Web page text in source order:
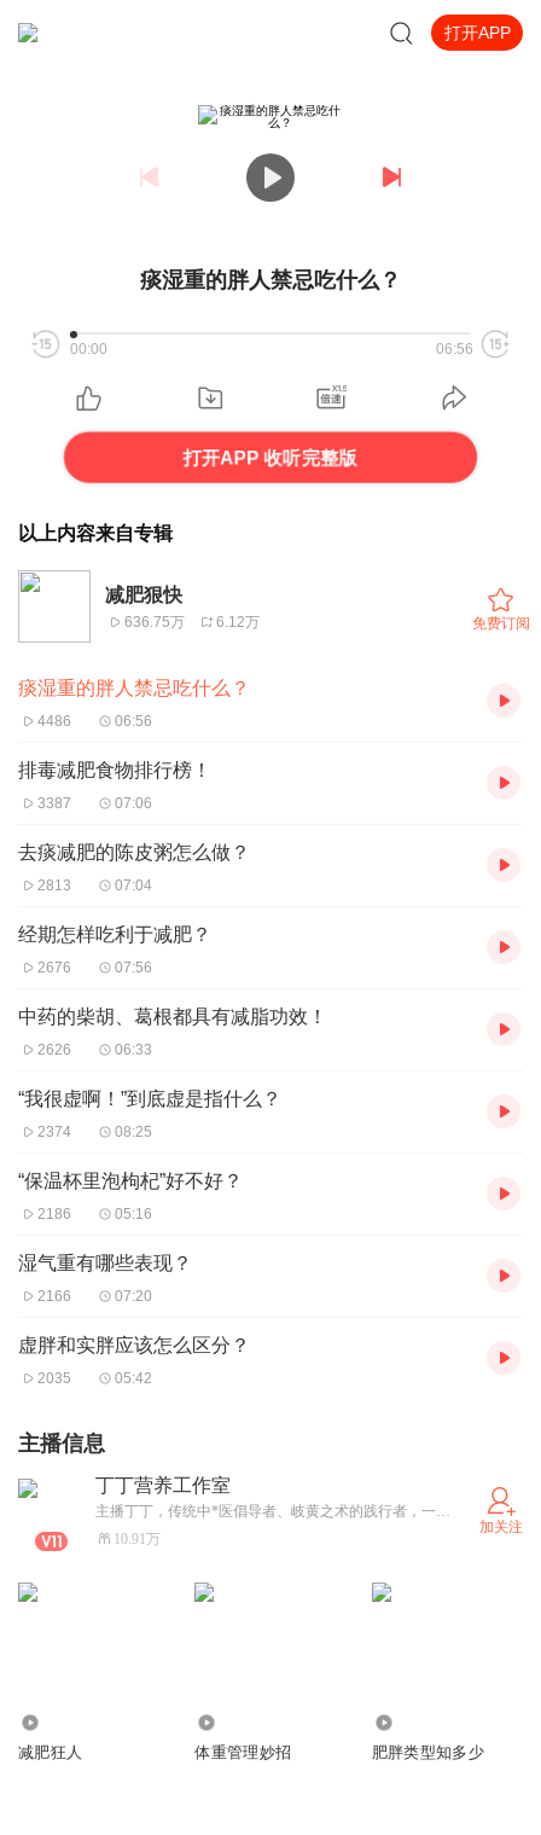
打开APP
痰湿重的胖人禁忌吃什么？
00:00 06:56
打开APP 收听完整版
以上内容来自专辑
减肥狠快
636.75万 6.12万 免费订阅
痰湿重的胖人禁忌吃什么？
4486 06:56
排毒减肥食物排行榜！
3387 07:06
去痰减肥的陈皮粥怎么做？
2813 07:04
经期怎样吃利于减肥？
2676 07:56
中药的柴胡、葛根都具有减脂功效！
2626 06:33
“我很虚啊！”到底虚是指什么？
2374 08:25
“保温杯里泡枸杞”好不好？
2186 05:16
湿气重有哪些表现？
2166 07:20
虚胖和实胖应该怎么区分？
2035 05:42
主播信息
丁丁营养工作室
主播丁丁，传统中*医倡导者、岐黄之术的践行者，一级公共营养师、高级健康管理师、高级美容师，专栏撰稿人，获喜马拉雅FM健康领域官方认证，喜马拉雅FM独家签约主播。主讲中*医养生、健康管理及营养食疗，提供健康咨询、专业养生建议，为您传授简单、实用、有效的健康秘籍。愿全天下的女性都美丽安康！
10.91万
加关注
减肥狂人 体重管理妙招 肥胖类型知多少